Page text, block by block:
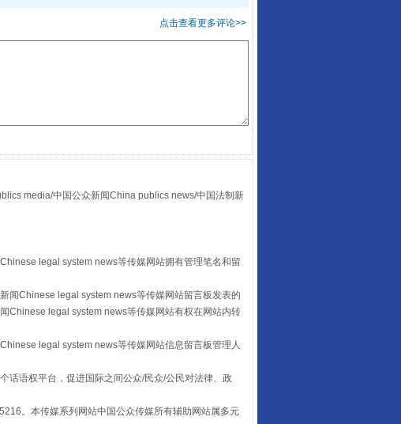
让传统村落焕发生机
走走走！国家喊你健身啦
点击查看更多评论>>
media/中国公众新闻China publics news/中国法制新
legal system news等传媒网站拥有管理笔名和留
闻Chinese legal system news等传媒网站留言板发表的
Chinese legal system news等传媒网站有权在网站内转
legal system news等传媒网站信息留言板管理人
话语权平台，促进国际之间公众/民众/公民对法律、政
。本传媒系列网站中国公众传媒所有辅助网站属多元